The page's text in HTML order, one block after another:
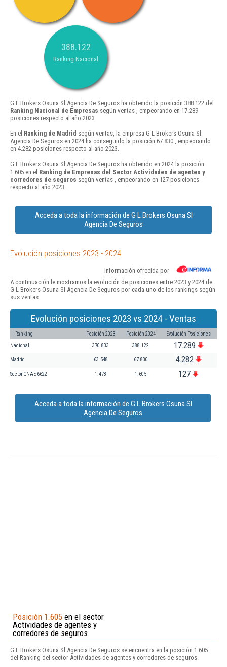
388.122
Ranking Nacional
G L Brokers Osuna Sl Agencia De Seguros ha obtenido la posición 388.122 del
Ranking Nacional de Empresas según ventas , empeorando en 17.289
posiciones respecto al año 2023.
En el Ranking de Madrid según ventas, la empresa G L Brokers Osuna Sl
Agencia De Seguros en 2024 ha conseguido la posición 67.830 , empeorando
en 4.282 posiciones respecto al año 2023.
G L Brokers Osuna Sl Agencia De Seguros ha obtenido en 2024 la posición
1.605 en el Ranking de Empresas del Sector Actividades de agentes y
corredores de seguros según ventas , empeorando en 127 posiciones
respecto al año 2023.
Acceda a toda la información de G L Brokers Osuna Sl
Agencia De Seguros
Evolución posiciones 2023 - 2024
Información ofrecida por
A continuación le mostramos la evolución de posiciones entre 2023 y 2024 de
G L Brokers Osuna Sl Agencia De Seguros por cada uno de los rankings según
sus ventas:
Evolución posiciones 2023 vs 2024 - Ventas
Ranking Posición 2023 Posición 2024 Evolución Posiciones
Nacional 370.833 388.122 17.289
Madrid 63.548 67.830 4.282
Sector CNAE 6622 1.478 1.605 127
Acceda a toda la información de G L Brokers Osuna Sl
Agencia De Seguros
Posición 1.605 en el sector
Actividades de agentes y
corredores de seguros
G L Brokers Osuna Sl Agencia De Seguros se encuentra en la posición 1.605
del Ranking del sector Actividades de agentes y corredores de seguros.